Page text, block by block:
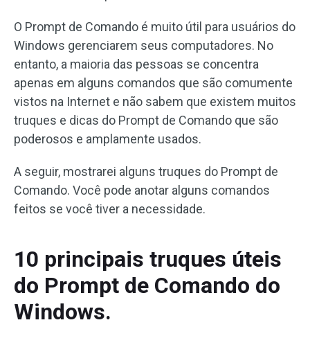
O Prompt de Comando é muito útil para usuários do
Windows gerenciarem seus computadores. No
entanto, a maioria das pessoas se concentra
apenas em alguns comandos que são comumente
vistos na Internet e não sabem que existem muitos
truques e dicas do Prompt de Comando que são
poderosos e amplamente usados.
A seguir, mostrarei alguns truques do Prompt de
Comando. Você pode anotar alguns comandos
feitos se você tiver a necessidade.
10 principais truques úteis
do Prompt de Comando do
Windows.